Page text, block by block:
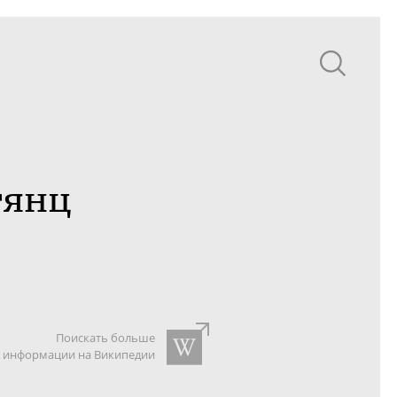
Поискать больше
информации на Википедии